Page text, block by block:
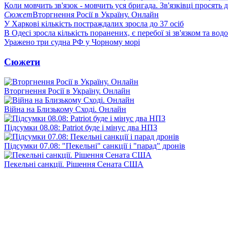
Коли мовчить зв'язок - мовчить уся бригада. Зв'язківці просять
СюжетВторгнення Росії в Україну. Онлайн
У Харкові кількість постраждалих зросла до 37 осіб
В Одесі зросла кількість поранених, є перебої зі зв'язком та
Уражено три судна РФ у Чорному морі
Сюжети
Вторгнення Росії в Україну. Онлайн
Війна на Близькому Сході. Онлайн
Підсумки 08.08: Patriot буде і мінус два НПЗ
Підсумки 07.08: "Пекельні" санкції і "парад" дронів
Пекельні санкції. Рішення Сената США